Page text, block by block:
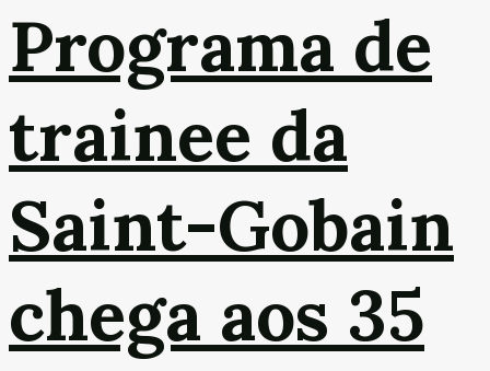
Programa de
trainee da
Saint-Gobain
chega aos 35